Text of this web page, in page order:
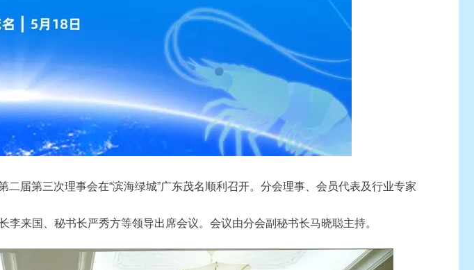
第三次理事会在“滨海绿城”广东茂名顺利召开。分会理事、会员代表及行业专家
来国、秘书长严秀方等领导出席会议。会议由分会副秘书长马晓聪主持。